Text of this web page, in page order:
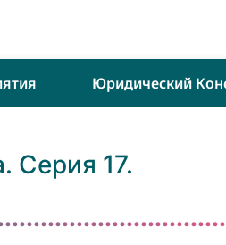
Юридический
Серия 17.